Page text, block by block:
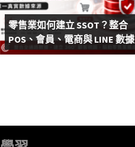
零售業如何建立 SSOT？整合
POS、會員、電商與 LINE 數據